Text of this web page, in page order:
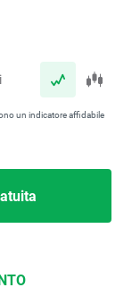
anno
un indicatore affidabile